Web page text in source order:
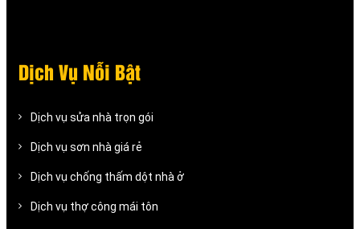
Dịch Vụ Nỗi Bật
Dịch vụ sửa nhà trọn gói
Dịch vụ sơn nhà giá rẻ
Dịch vụ chống thấm dột nhà ở
Dịch vụ thợ công mái tôn